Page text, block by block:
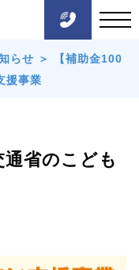
らせ ＞
【補助金100
援事業
通省のこども